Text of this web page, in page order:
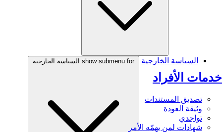
خدمات الأفراد
تصديق المستندات
وثيقة العودة
تواجدي
شهادات لمن يهمّه الأمر
السياسة الخارجية show submenu for السياسة الخارجية